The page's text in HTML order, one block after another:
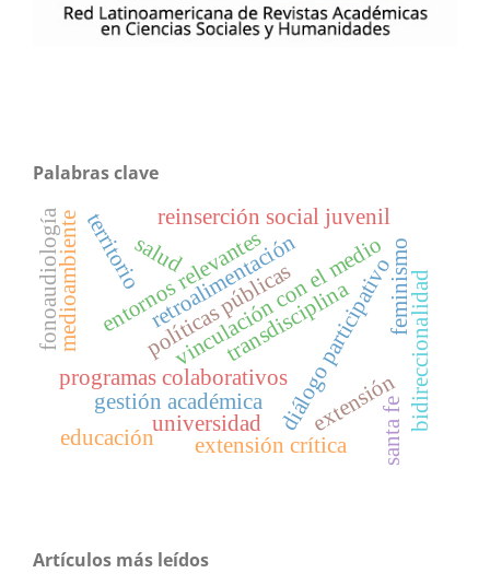
Palabras clave
vinculación con el medio
retroalimentación
entornos relevantesdiálogo participativo
programas colaborativos
extensión crítica
gestión académica
feminismo
universidad extensión
políticas públicas bidireccionalidad
reinserción social juvenil
territorio
transdisciplina
educación
salud
medioambiente
fonoaudiología
santa fe
Artículos más leídos